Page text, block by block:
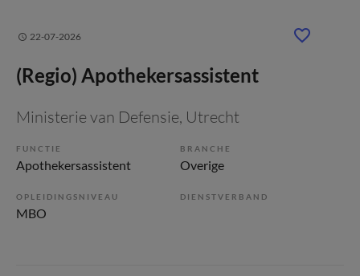
22-07-2026
(Regio) Apothekersassistent
Ministerie van Defensie, Utrecht
FUNCTIE
Apothekersassistent
BRANCHE
Overige
OPLEIDINGSNIVEAU
MBO
DIENSTVERBAND